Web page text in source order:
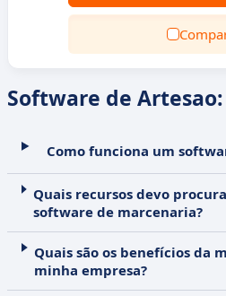
Software de Artesao:
Como funciona um
Quais recursos devo
software de marcenaria?
Quais são os benefícios da
minha empresa?